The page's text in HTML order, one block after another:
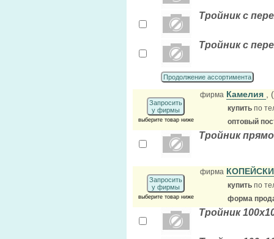
Тройник с
Тройник с
Продолжение ассортимента
Запросить
у фирмы
выберите товар ниже
фирма Камелия
купить по
оптовый
Тройник
Запросить
у фирмы
выберите товар ниже
фирма
купить по
форма
Тройник